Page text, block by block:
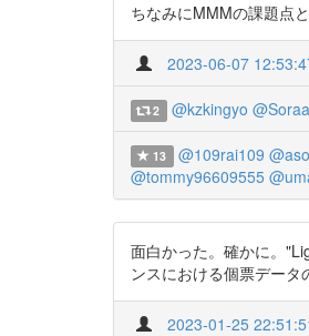
ちなみにMMMの課題点
2023-06-07
2 @kzkingyo
13 @109rai109
@tommy96609555
面白かった。確かに。
ンスにおける個票デー
2023-01-25